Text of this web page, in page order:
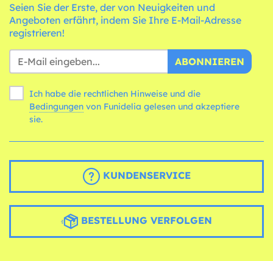
Seien Sie der Erste, der von Neuigkeiten und
Angeboten erfährt, indem Sie Ihre E-Mail-Adresse
registrieren!
ABONNIEREN
Ich habe die rechtlichen Hinweise und die
Bedingungen
sie.
KUNDENSERVICE
BESTELLUNG VERFOLGEN